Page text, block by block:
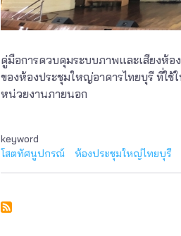
คู่มือการควบคุมระบบภาพและเสียงห้อ
ของห้องประชุมใหญ่อาคารไทยบุรี ที่ใ
หน่วยงานภายนอก
keyword
โสตทัศนูปกรณ์
ห้องประชุมใหญ่ไทยบุรี